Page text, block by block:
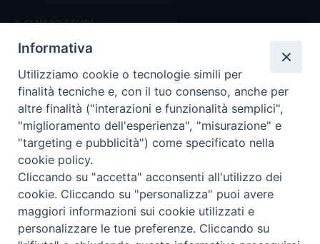
IL CENTRO STUDI
La nostra storia
Statuto
Presidenza e ufficio presidenza
Consiglio scientifico
Coordinamento nazionale
Informativa
Utilizziamo cookie o tecnologie simili per
finalità tecniche e, con il tuo consenso, anche per
altre finalità ("interazioni e funzionalità semplici",
"miglioramento dell'esperienza", "misurazione" e
"targeting e pubblicità") come specificato nella
cookie policy.
Cliccando su "accetta" acconsenti all'utilizzo dei
cookie. Cliccando su "personalizza" puoi avere
maggiori informazioni sui cookie utilizzati e
personalizzare le tue preferenze. Cliccando su